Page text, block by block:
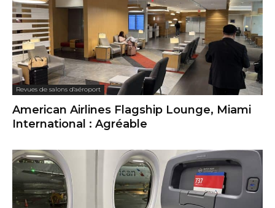
Revues de salons d'aéroport
American Airlines Flagship Lounge, Miami
International : Agréable